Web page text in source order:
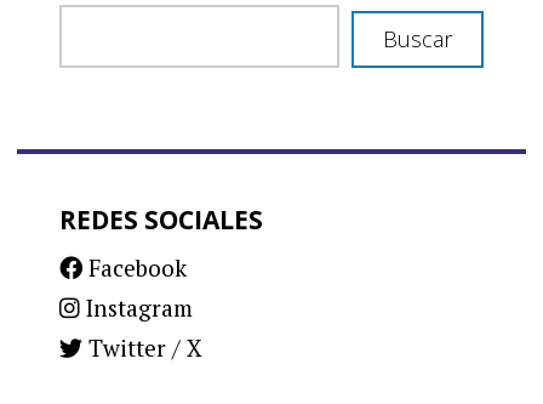
Buscar
REDES SOCIALES
Facebook
Instagram
Twitter / X